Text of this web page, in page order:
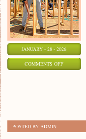
JANUARY - 28 - 2026
COMMENTS OFFON
POSTED BY ADMIN